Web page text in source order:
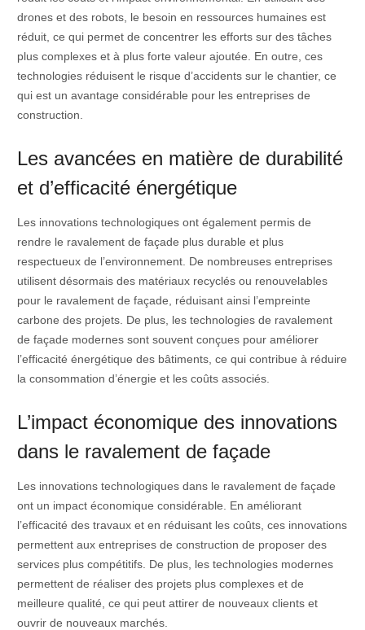
drones et des robots, le besoin en ressources humaines est
réduit, ce qui permet de concentrer les efforts sur des tâches
plus complexes et à plus forte valeur ajoutée. En outre, ces
technologies réduisent le risque d’accidents sur le chantier, ce
qui est un avantage considérable pour les entreprises de
construction.
Les avancées en matière de durabilité
et d’efficacité énergétique
Les innovations technologiques ont également permis de
rendre le ravalement de façade plus durable et plus
respectueux de l’environnement. De nombreuses entreprises
utilisent désormais des matériaux recyclés ou renouvelables
pour le ravalement de façade, réduisant ainsi l’empreinte
carbone des projets. De plus, les technologies de ravalement
de façade modernes sont souvent conçues pour améliorer
l’efficacité énergétique des bâtiments, ce qui contribue à réduire
la consommation d’énergie et les coûts associés.
L’impact économique des innovations
dans le ravalement de façade
Les innovations technologiques dans le ravalement de façade
ont un impact économique considérable. En améliorant
l’efficacité des travaux et en réduisant les coûts, ces innovations
permettent aux entreprises de construction de proposer des
services plus compétitifs. De plus, les technologies modernes
permettent de réaliser des projets plus complexes et de
meilleure qualité, ce qui peut attirer de nouveaux clients et
ouvrir de nouveaux marchés.